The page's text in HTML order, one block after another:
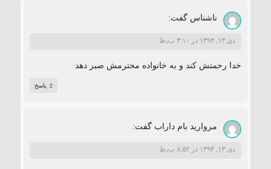
ناشناس گفت:
دی ۱۳, ۱۳۹۴ در ۳:۱۰ ب٫ظ
خدا رحمتش کند و به خانواده محترمش صبر دهد
پاسخ
مروارید بام داراب گفت:
دی ۱۳, ۱۳۹۴ در ۸:۵۲ ب٫ظ